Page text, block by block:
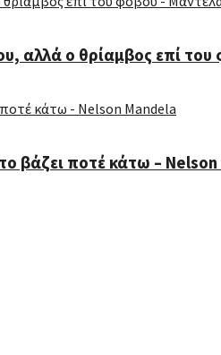
αλλά ο θρίαμβος επί
βάζει ποτέ κάτω –